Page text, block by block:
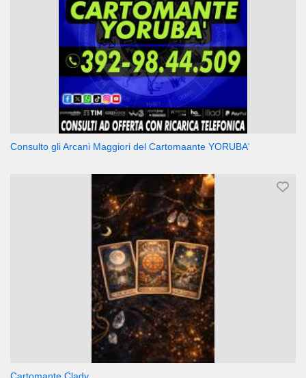
Consulto gli Arcani Maggiori del Cartomaante YORUBA'